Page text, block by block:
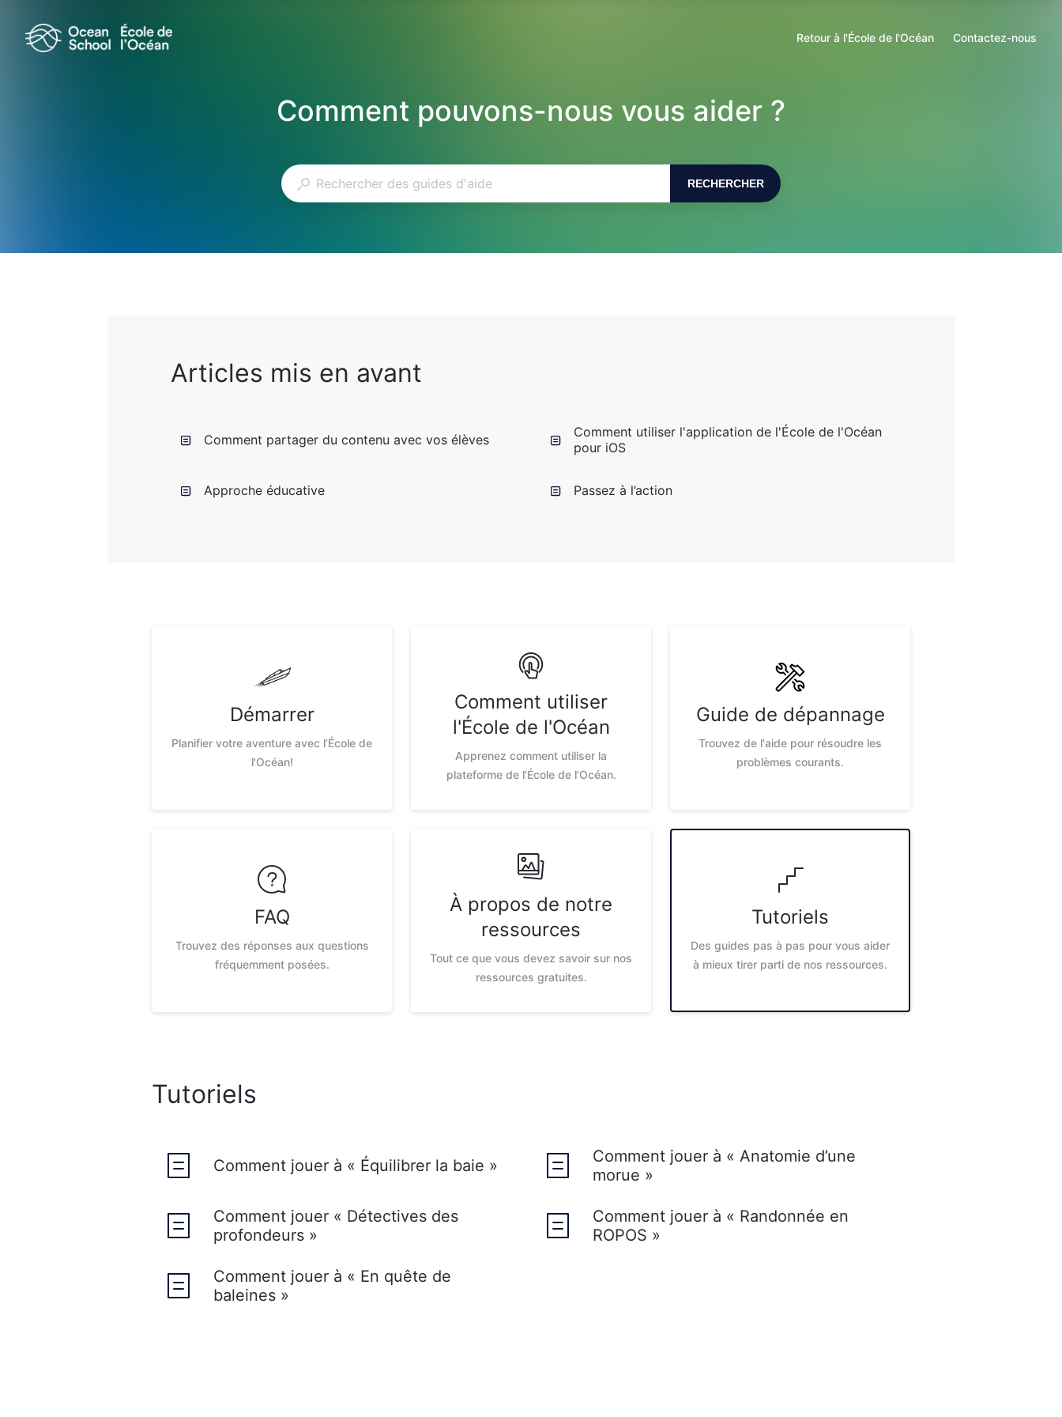
Retour à l'École de l'Océan
S'ouvre
Comment pouvons-nous vous aider ?
RECHERCHER
nouvel
Articles mis en avant
Comment partager du contenu avec vos élèves
Comment utiliser l'application de l'École de l'Océan
pour iOS
Approche éducative Passez à l’action
Démarrer
Planifier votre aventure avec l’École de
l'Océan!
Comment utiliser
l'École de l'Océan
Apprenez comment utiliser la
plateforme de l'École de l'Océan.
Guide de dépannage
Trouvez de l'aide pour résoudre les
problèmes courants.
FAQ
Trouvez des réponses aux questions
fréquemment posées.
À propos de notre
ressources
Tout ce que vous devez savoir sur nos
ressources gratuites.
Tutoriels
Des guides pas à pas pour vous aider
à mieux tirer parti de nos ressources.
Tutoriels
Comment jouer à « Équilibrer la baie »
Comment jouer à « Anatomie d’une
morue »
Comment jouer « Détectives des
profondeurs »
Comment jouer à « Randonnée en
ROPOS »
Comment jouer à « En quête de
baleines »